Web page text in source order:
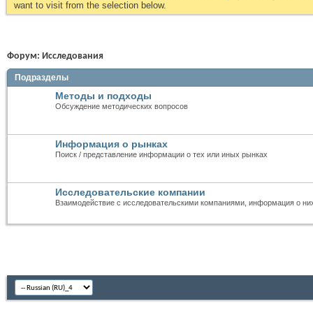
want to visit from the selection below.
Форум: Исследования
Подразделы
Методы и подходы
Обсуждение методических вопросов
Информация о рынках
Поиск / представление информации о тех или иных рынках
Исследовательские компании
Взаимодействие с исследовательскими компаниями, информация о